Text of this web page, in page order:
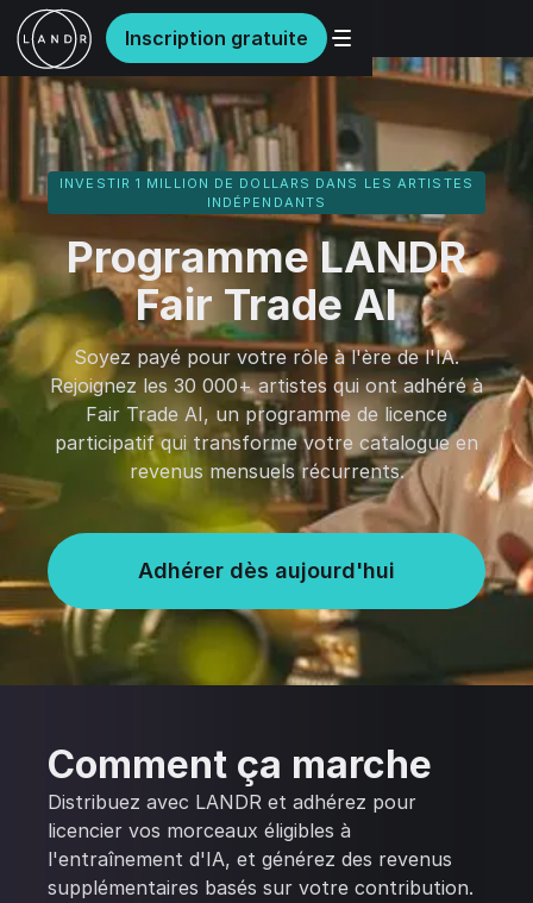
Inscription gratuite
INVESTIR 1 MILLION DE DOLLARS DANS LES ARTISTES
INDÉPENDANTS
Programme LANDR
Fair Trade AI
Soyez payé pour votre rôle à l'ère de l'IA.
Rejoignez les 30 000+ artistes qui ont adhéré à
Fair Trade AI, un programme de licence
participatif qui transforme votre catalogue en
revenus mensuels récurrents.
Adhérer dès aujourd'hui
Comment ça marche
Distribuez avec LANDR et adhérez pour
licencier vos morceaux éligibles à
l'entraînement d'IA, et générez des revenus
supplémentaires basés sur votre contribution.